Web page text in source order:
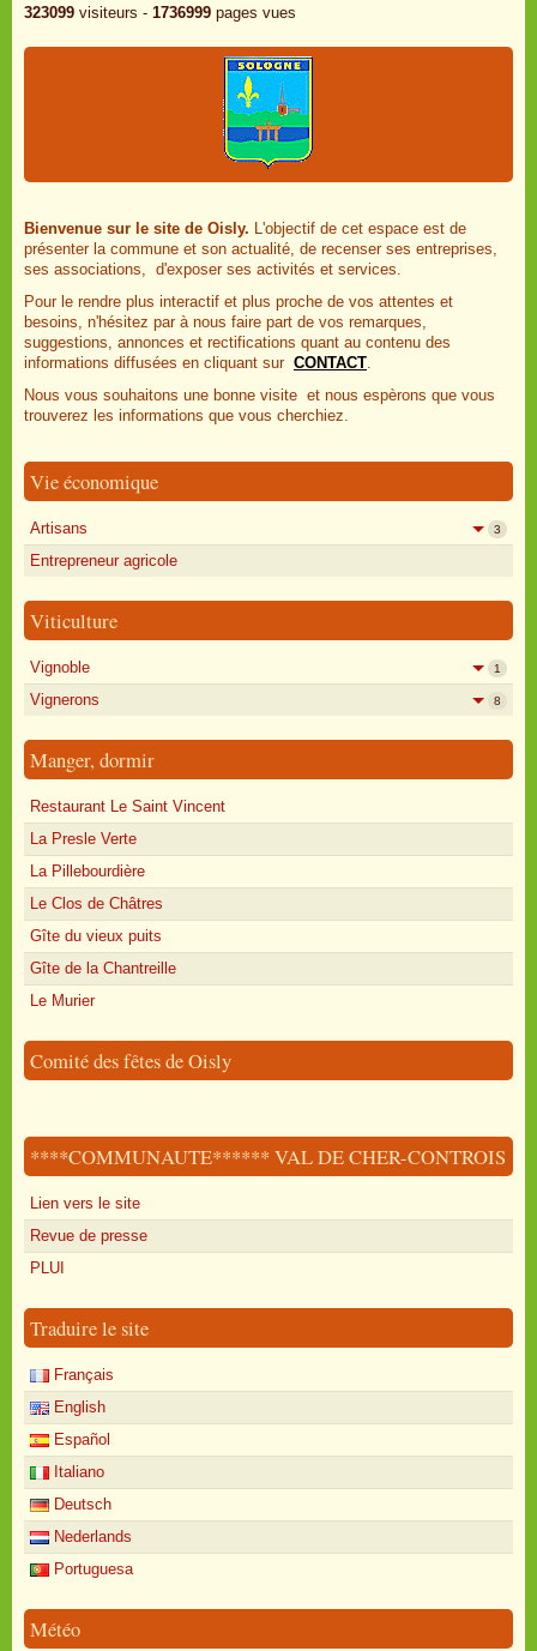
323099 visiteurs - 1736999 pages vues
Bienvenue sur le site de Oisly. L'objectif de cet espace est de
présenter la commune et son actualité, de recenser ses entreprises,
ses associations, d'exposer ses activités et services.
Pour le rendre plus interactif et plus proche de vos attentes et
besoins, n'hésitez par à nous faire part de vos remarques,
suggestions, annonces et rectifications quant au contenu des
informations diffusées en cliquant sur CONTACT.
Nous vous souhaitons une bonne visite et nous espèrons que vous
trouverez les informations que vous cherchiez.
Vie économique
Artisans 3
Entrepreneur agricole
Viticulture
Vignoble 1
Vignerons 8
Manger, dormir
Restaurant Le Saint Vincent
La Presle Verte
La Pillebourdière
Le Clos de Châtres
Gîte du vieux puits
Gîte de la Chantreille
Le Murier
Comité des fêtes de Oisly
****COMMUNAUTE****** VAL DE CHER-CONTROIS
Lien vers le site
Revue de presse
PLUI
Traduire le site
Français
English
Español
Italiano
Deutsch
Nederlands
Portuguesa
Météo